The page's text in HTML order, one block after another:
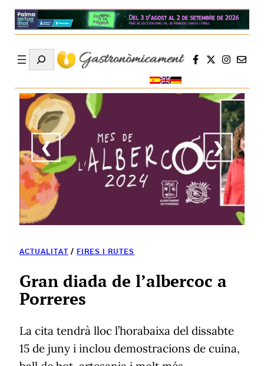
Search
❮ ❯
ACTUALITAT / FIRES I RUTES
Gran diada de l’albercoc a
Porreres
La cita tendrà lloc l’horabaixa del dissabte
15 de juny i inclou demostracions de cuina,